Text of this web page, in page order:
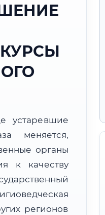
устаревшие
меняется,
органы
к качеству
регионов